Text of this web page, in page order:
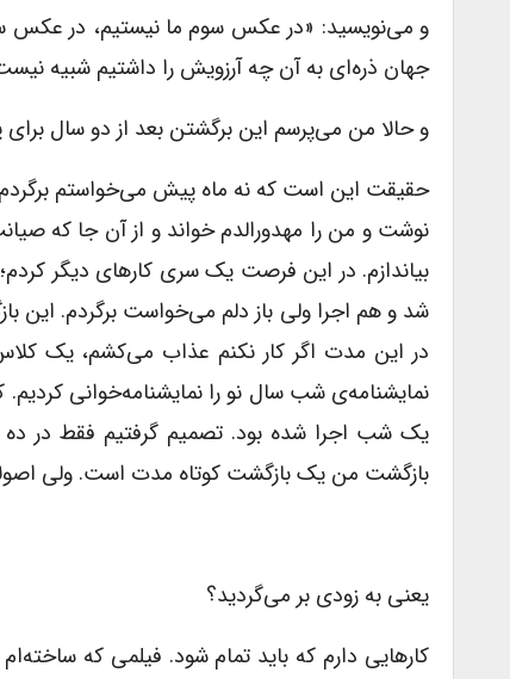
و می‌نویسید: «در عکس سوم ما نیستیم، در عکس
جهان ذره‌ای به آن چه آرزویش را داشتیم شبیه
و حالا من می‌پرسم این برگشتن بعد از دو سال
حقیقت این است که نه ماه پیش می‌خواستم
نوشت و من را مهدورالدم خواند و از آن جا که
بیاندازم. در این فرصت یک سری کارهای دیگر
شد و هم اجرا ولی باز دلم می‌خواست برگردم. این
در این مدت اگر کار نکنم عذاب می‌کشم، یک
یک شب اجرا شده بود. تصمیم گرفتیم فقط در ده
بازگشت من یک بازگشت کوتاه مدت است. ولی اصولاً
یعنی به زودی بر می‌گردید؟
کارهایی دارم که باید تمام شود. فیلمی که